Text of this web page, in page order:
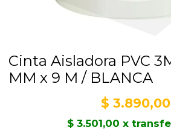
Cinta Aisladora PVC
MM x 9 M / BLANCA
$ 3.890,00
$3.501,00 x